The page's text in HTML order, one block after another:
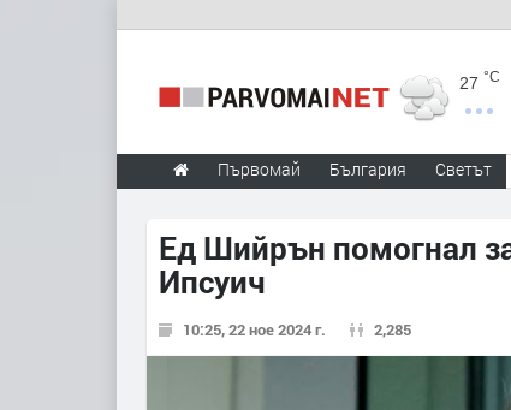
27 °C
Първомай България Светът
Ед Шийрън помогнал
Ипсуич
10:25, 22 ное 2024 г. 2,285